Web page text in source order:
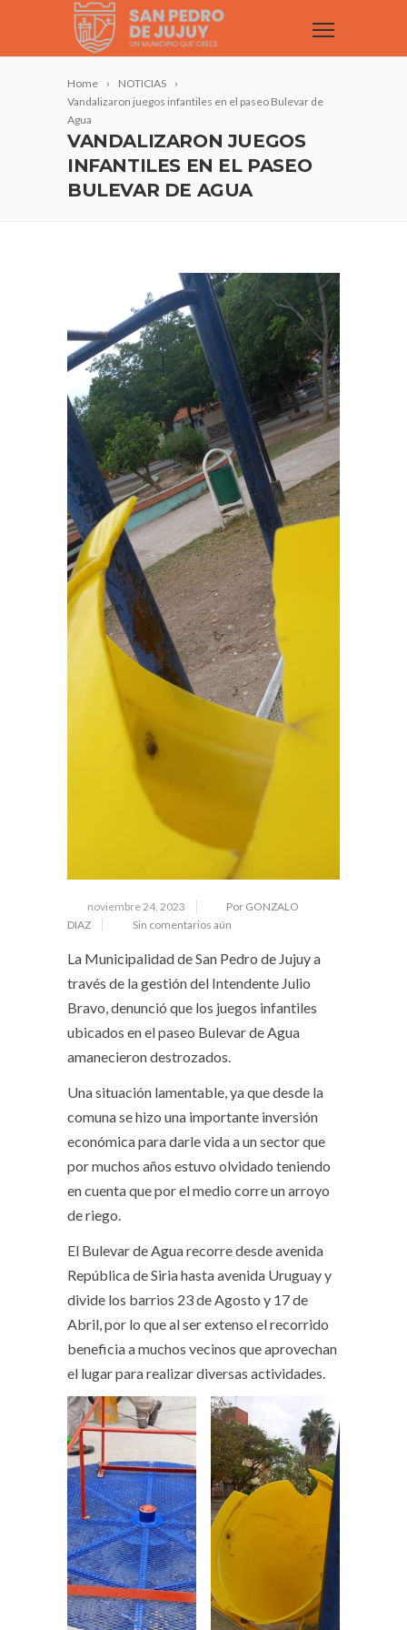
Home
NOTICIAS
Vandalizaron juegos infantiles en el paseo Bulevar de
Agua
VANDALIZARON JUEGOS
INFANTILES EN EL PASEO
BULEVAR DE AGUA
noviembre 24, 2023
Por GONZALO
DIAZ
Sin comentarios aún
La Municipalidad de San Pedro de Jujuy a
través de la gestión del Intendente Julio
Bravo, denunció que los juegos infantiles
ubicados en el paseo Bulevar de Agua
amanecieron destrozados.
Una situación lamentable, ya que desde la
comuna se hizo una importante inversión
económica para darle vida a un sector que
por muchos años estuvo olvidado teniendo
en cuenta que por el medio corre un arroyo
de riego.
El Bulevar de Agua recorre desde avenida
República de Siria hasta avenida Uruguay y
divide los barrios 23 de Agosto y 17 de
Abril, por lo que al ser extenso el recorrido
beneficia a muchos vecinos que aprovechan
el lugar para realizar diversas actividades.